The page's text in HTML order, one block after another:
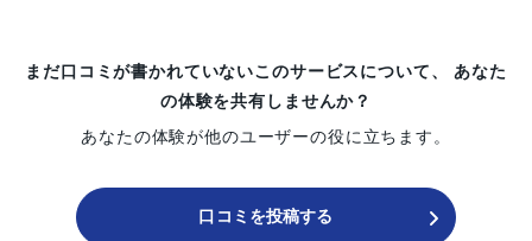
まだ口コミが書かれていないこのサービスについて、あなた
の体験を共有しませんか？
あなたの体験が他のユーザーの役に立ちます。
口コミを投稿する